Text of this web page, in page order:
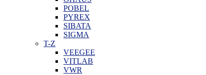
POBEL
PYREX
SIBATA
SIGMA
T-Z
VEEGEE
VITLAB
VWR